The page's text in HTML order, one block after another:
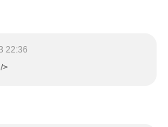
22:36
>